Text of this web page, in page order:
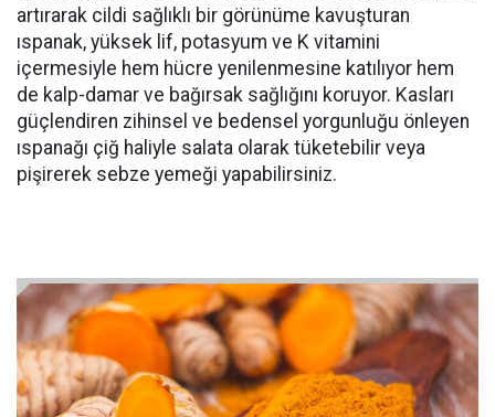
artırarak cildi sağlıklı bir görünüme kavuşturan
ıspanak, yüksek lif, potasyum ve K vitamini
içermesiyle hem hücre yenilenmesine katılıyor hem
de kalp-damar ve bağırsak sağlığını koruyor. Kasları
güçlendiren zihinsel ve bedensel yorgunluğu önleyen
ıspanağı çiğ haliyle salata olarak tüketebilir veya
pişirerek sebze yemeği yapabilirsiniz.